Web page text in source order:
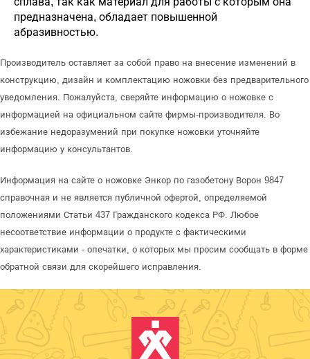
предназначена, обладает повышенной
абразивностью.
Производитель оставляет за собой право на внесение изменений в
конструкцию, дизайн и комплектацию ножовки без предварительного
уведомления. Пожалуйста, сверяйте информацию о ножовке с
информацией на официальном сайте фирмы-производителя. Во
избежание недоразумений при покупке ножовки уточняйте
информацию у консультантов.
Информация на сайте о ножовке Энкор по газобетону Ворон 9847
справочная и не является публичной офертой, определяемой
положениями Статьи 437 Гражданского кодекса РФ. Любое
несоответствие информации о продукте с фактическими
характеристиками - опечатки, о которых мы просим сообщать в форме
обратной связи для скорейшего исправления.